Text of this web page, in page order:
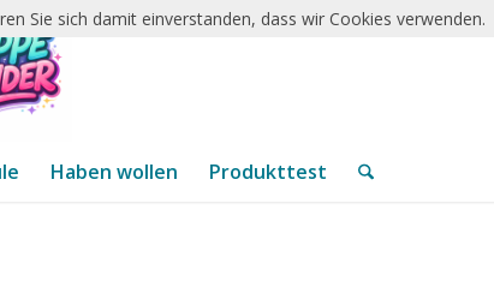
Haben wollen Produkttest
Sie sich damit einverstanden, dass wir Cookies verwenden.